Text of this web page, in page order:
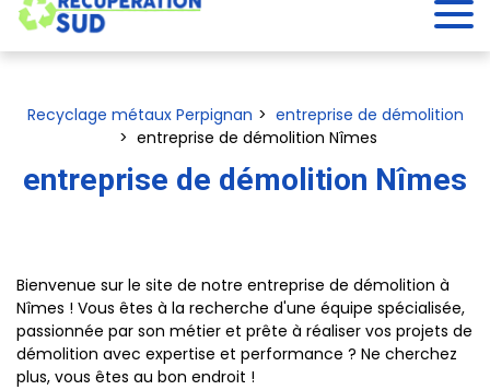
Recyclage métaux Perpignan
entreprise de démolition
entreprise de démolition Nîmes
entreprise de démolition Nîmes
Bienvenue sur le site de notre entreprise de démolition à
Nîmes ! Vous êtes à la recherche d'une équipe spécialisée,
passionnée par son métier et prête à réaliser vos projets de
démolition avec expertise et performance ? Ne cherchez
plus, vous êtes au bon endroit !